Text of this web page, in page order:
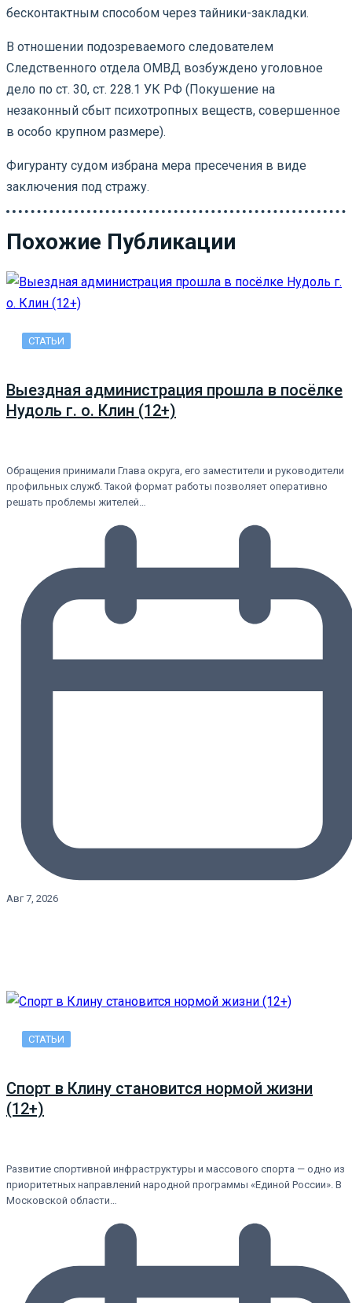
бесконтактным способом через тайники-закладки.
В отношении подозреваемого следователем
Следственного отдела ОМВД возбуждено уголовное
дело по ст. 30, ст. 228.1 УК РФ (Покушение на
незаконный сбыт психотропных веществ, совершенное
в особо крупном размере).
Фигуранту судом избрана мера пресечения в виде
заключения под стражу.
Похожие Публикации
СТАТЬИ
Выездная администрация прошла в посёлке
Нудоль г. о. Клин (12+)
Обращения принимали Глава округа, его заместители и руководители
профильных служб. Такой формат работы позволяет оперативно
решать проблемы жителей…
Авг 7, 2026
СТАТЬИ
Спорт в Клину становится нормой жизни
(12+)
Развитие спортивной инфраструктуры и массового спорта — одно из
приоритетных направлений народной программы «Единой России». В
Московской области…